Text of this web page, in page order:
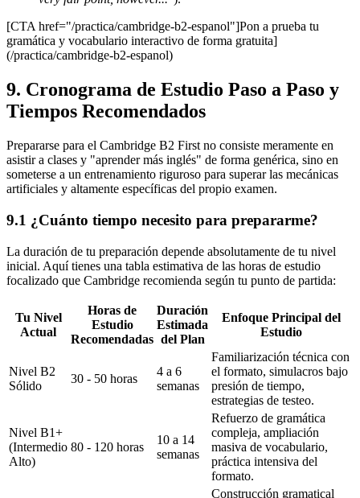
[CTA href="/practica/cambridge-b2-espanol"]Pon a prueba tu
gramática y vocabulario interactivo de forma gratuita]
(/practica/cambridge-b2-espanol)
9. Cronograma de Estudio Paso a Paso y
Tiempos Recomendados
Prepararse para el Cambridge B2 First no consiste meramente en
asistir a clases y "aprender más inglés" de forma genérica, sino en
someterse a un entrenamiento riguroso para superar las mecánicas
artificiales y altamente específicas del propio examen.
9.1 ¿Cuánto tiempo necesito para prepararme?
La duración de tu preparación depende absolutamente de tu nivel
inicial. Aquí tienes una tabla estimativa de las horas de estudio
focalizado que Cambridge recomienda según tu punto de partida:
Tu Nivel
Actual
Horas de
Estudio
Recomendadas
Duración
Estimada
del Plan
Enfoque Principal del
Estudio
Nivel B2
Sólido
30 - 50 horas
4 a 6
semanas
Familiarización técnica con
el formato, simulacros bajo
presión de tiempo,
estrategias de testeo.
Nivel B1+
(Intermedio
Alto)
80 - 120 horas
10 a 14
semanas
Refuerzo de gramática
compleja, ampliación
masiva de vocabulario,
práctica intensiva del
formato.
Construcción gramatical